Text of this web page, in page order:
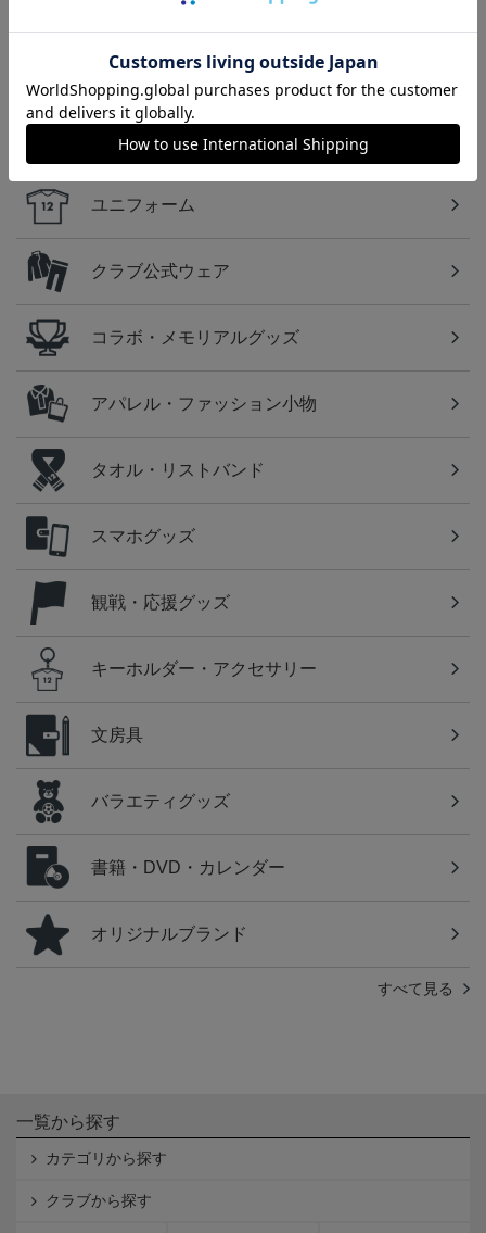
2026/27 1st レプリカユニ
13,970円～20,020円
国際親善試合 FC東京
対 ボルシア ドルトムン
ト プリントタオルマフ
ラー
2,200円
【すぐにお届け】No.10
佐藤 恵允選手 2026/27 1s
t レプリカユニフォーム
18,920円
カテゴリから探す
ユニフォーム
クラブ公式ウェア
コラボ・メモリアルグッズ
アパレル・ファッション小物
タオル・リストバンド
スマホグッズ
観戦・応援グッズ
キーホルダー・アクセサリー
文房具
バラエティグッズ
書籍・DVD・カレンダー
オリジナルブランド
すべて見る
一覧から探す
カテゴリから探す
クラブから探す